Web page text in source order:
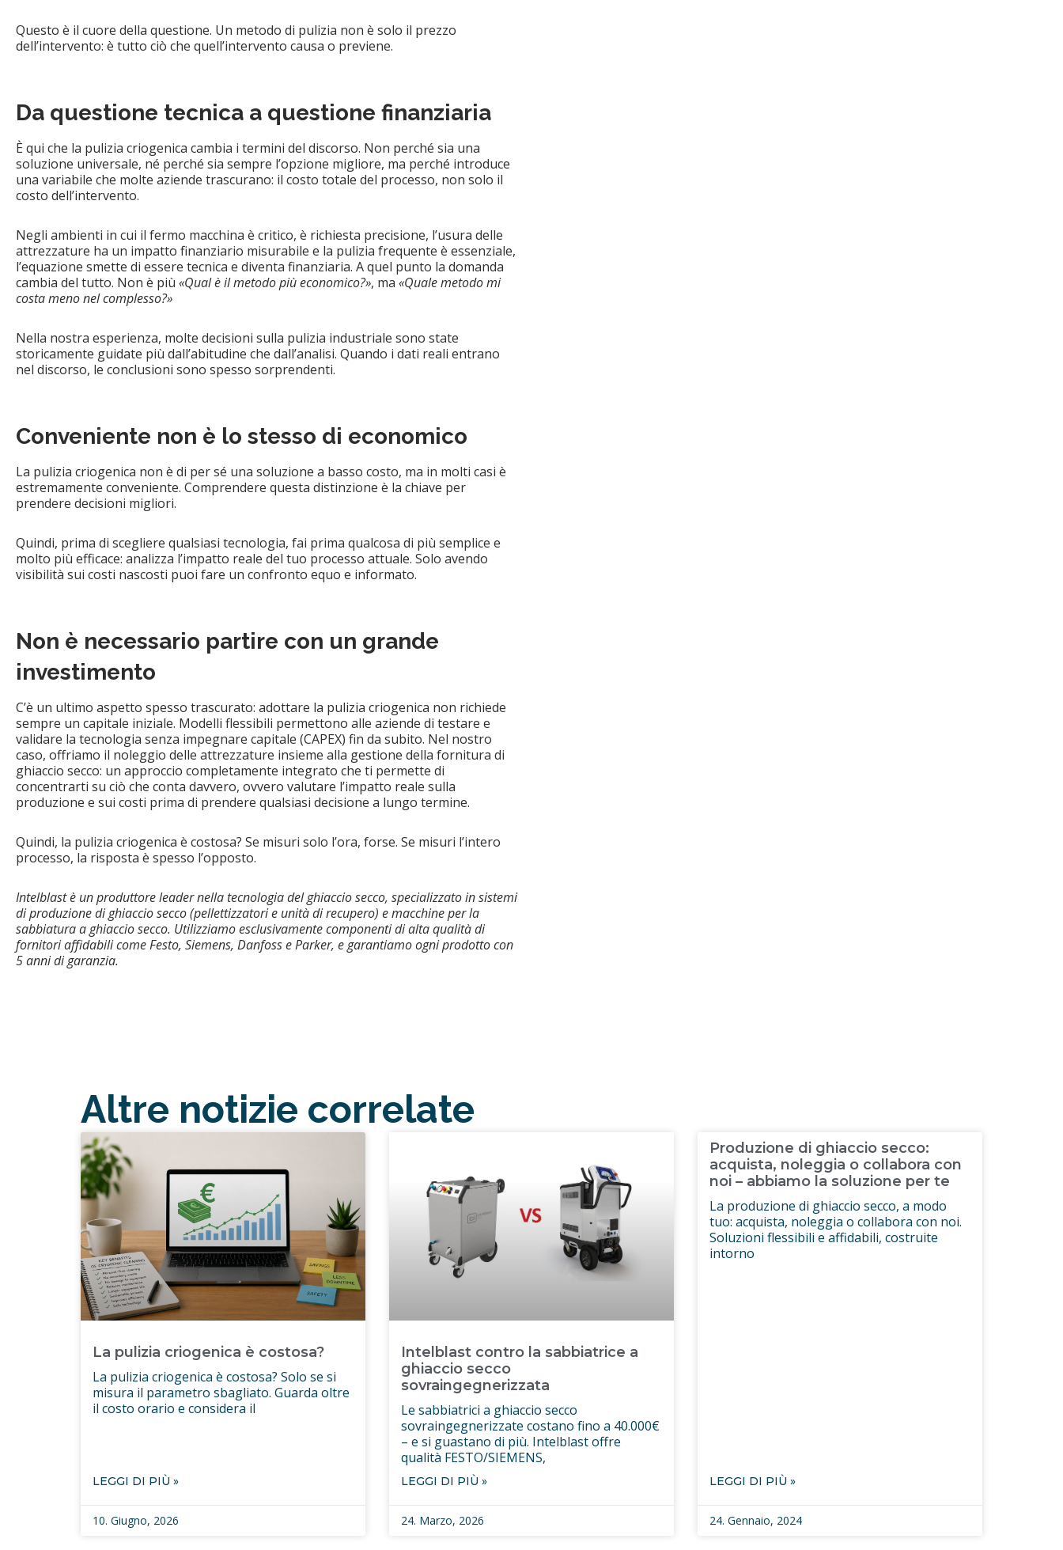
Questo è il cuore della questione. Un metodo di pulizia non è solo il prezzo
dell’intervento: è tutto ciò che quell’intervento causa o previene.
Da questione tecnica a questione finanziaria
È qui che la pulizia criogenica cambia i termini del discorso. Non perché sia una
soluzione universale, né perché sia sempre l’opzione migliore, ma perché introduce
una variabile che molte aziende trascurano: il costo totale del processo, non solo il
costo dell’intervento.
Negli ambienti in cui il fermo macchina è critico, è richiesta precisione, l’usura delle
attrezzature ha un impatto finanziario misurabile e la pulizia frequente è essenziale,
l’equazione smette di essere tecnica e diventa finanziaria. A quel punto la domanda
cambia del tutto. Non è più «Qual è il metodo più economico?», ma «Quale metodo mi
costa meno nel complesso?»
Nella nostra esperienza, molte decisioni sulla pulizia industriale sono state
storicamente guidate più dall’abitudine che dall’analisi. Quando i dati reali entrano
nel discorso, le conclusioni sono spesso sorprendenti.
Conveniente non è lo stesso di economico
La pulizia criogenica non è di per sé una soluzione a basso costo, ma in molti casi è
estremamente conveniente. Comprendere questa distinzione è la chiave per
prendere decisioni migliori.
Quindi, prima di scegliere qualsiasi tecnologia, fai prima qualcosa di più semplice e
molto più efficace: analizza l’impatto reale del tuo processo attuale. Solo avendo
visibilità sui costi nascosti puoi fare un confronto equo e informato.
Non è necessario partire con un grande
investimento
C’è un ultimo aspetto spesso trascurato: adottare la pulizia criogenica non richiede
sempre un capitale iniziale. Modelli flessibili permettono alle aziende di testare e
validare la tecnologia senza impegnare capitale (CAPEX) fin da subito. Nel nostro
caso, offriamo il noleggio delle attrezzature insieme alla gestione della fornitura di
ghiaccio secco: un approccio completamente integrato che ti permette di
concentrarti su ciò che conta davvero, ovvero valutare l’impatto reale sulla
produzione e sui costi prima di prendere qualsiasi decisione a lungo termine.
Quindi, la pulizia criogenica è costosa? Se misuri solo l’ora, forse. Se misuri l’intero
processo, la risposta è spesso l’opposto.
Intelblast è un produttore leader nella tecnologia del ghiaccio secco, specializzato in sistemi
di produzione di ghiaccio secco (pellettizzatori e unità di recupero) e macchine per la
sabbiatura a ghiaccio secco. Utilizziamo esclusivamente componenti di alta qualità di
fornitori affidabili come Festo, Siemens, Danfoss e Parker, e garantiamo ogni prodotto con
5 anni di garanzia.
Altre notizie correlate
La pulizia criogenica è costosa?
La pulizia criogenica è costosa? Solo se si
misura il parametro sbagliato. Guarda oltre
il costo orario e considera il
LEGGI DI PIÙ »
10. Giugno, 2026
Intelblast contro la sabbiatrice a
ghiaccio secco
sovraingegnerizzata
Le sabbiatrici a ghiaccio secco
sovraingegnerizzate costano fino a 40.000€
– e si guastano di più. Intelblast offre
qualità FESTO/SIEMENS,
LEGGI DI PIÙ »
24. Marzo, 2026
Produzione di ghiaccio secco:
acquista, noleggia o collabora con
noi – abbiamo la soluzione per te
La produzione di ghiaccio secco, a modo
tuo: acquista, noleggia o collabora con noi.
Soluzioni flessibili e affidabili, costruite
intorno
LEGGI DI PIÙ »
24. Gennaio, 2024